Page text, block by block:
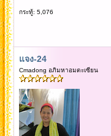
กระทู้: 5,076
แจง-24
Cmadong อภิมหาอมตะเซียน